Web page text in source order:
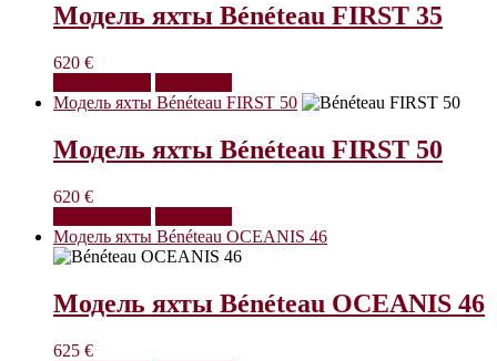
Модель яхты Bénéteau FIRST 35
620 €
Модель яхты Bénéteau FIRST 50
Модель яхты Bénéteau FIRST 50
620 €
Модель яхты Bénéteau OCEANIS 46
Модель яхты Bénéteau OCEANIS 46
625 €